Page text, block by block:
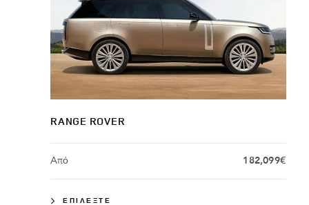
RANGE ROVER
Aπό 182,099€
ΕΠΙΛΕΞΤΕ